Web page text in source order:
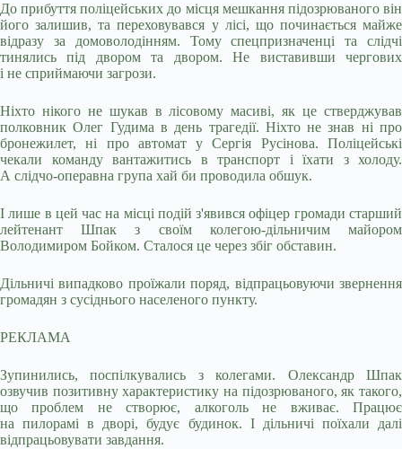
До прибуття поліцейських до місця мешкання підозрюваного він
його залишив, та переховувався у лісі, що починається майже
відразу за домоволодінням. Тому спецпризначенці та слідчі
тинялись під двором та двором. Не виставивши чергових
і не сприймаючи загрози.
Ніхто нікого не шукав в лісовому масиві, як це стверджував
полковник Олег Гудима в день трагедії. Ніхто не знав ні про
бронежилет, ні про автомат у Сергія Русінова. Поліцейські
чекали команду вантажитись в транспорт і їхати з холоду.
А слідчо-операвна група хай би проводила обшук.
І лише в цей час на місці подій з'явився офіцер громади старший
лейтенант Шпак з своїм колегою-дільничим майором
Володимиром Бойком. Сталося це через збіг обставин.
Дільничі випадково проїжали поряд, відпрацьовуючи звернення
громадян з сусіднього населеного пункту.
РЕКЛАМА
Зупинились, поспілкувались з колегами. Олександр Шпак
озвучив позитивну характеристику на підозрюваного, як такого,
що проблем не створює, алкоголь не вживає. Працює
на пилорамі в дворі, будує будинок. І дільничі поїхали далі
відпрацьовувати завдання.